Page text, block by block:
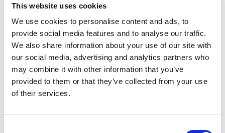
This website uses cookies
We use cookies to personalise content and ads, to
provide social media features and to analyse our traffic.
We also share information about your use of our site with
our social media, advertising and analytics partners who
may combine it with other information that you’ve
provided to them or that they’ve collected from your use
of their services.